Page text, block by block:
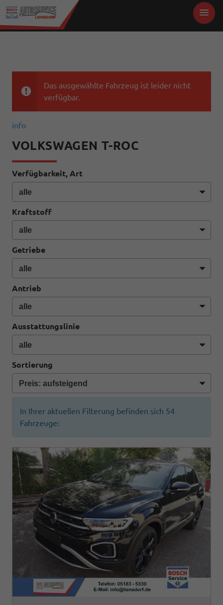
Das ausgewählte Fahrzeug ist leider nicht
verfügbar.
info
VOLKSWAGEN T-ROC
Verfügbarkeit, Art
Kraftstoff
Getriebe
Antrieb
Ausstattungslinie
Sortierung
In Ihrer aktuellen Filterung befinden sich 54
Fahrzeuge: